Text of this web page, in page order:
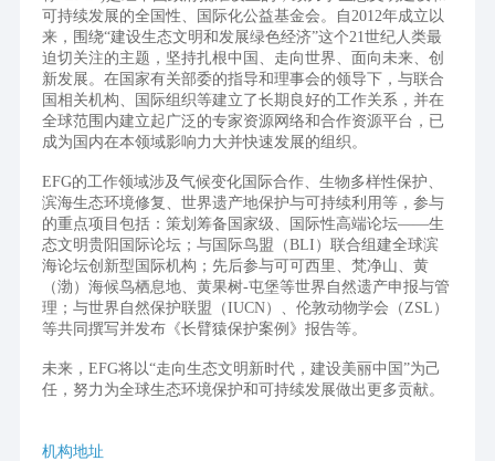
可持续发展的全国性、国际化公益基金会。自2012年成立以
来，围绕“建设生态文明和发展绿色经济”这个21世纪人类最
迫切关注的主题，坚持扎根中国、走向世界、面向未来、创
新发展。在国家有关部委的指导和理事会的领导下，与联合
国相关机构、国际组织等建立了长期良好的工作关系，并在
全球范围内建立起广泛的专家资源网络和合作资源平台，已
成为国内在本领域影响力大并快速发展的组织。
EFG的工作领域涉及气候变化国际合作、生物多样性保护、
滨海生态环境修复、世界遗产地保护与可持续利用等，参与
的重点项目包括：策划筹备国家级、国际性高端论坛——生
态文明贵阳国际论坛；与国际鸟盟（BLI）联合组建全球滨
海论坛创新型国际机构；先后参与可可西里、梵净山、黄
（渤）海候鸟栖息地、黄果树-屯堡等世界自然遗产申报与管
理；与世界自然保护联盟（IUCN）、伦敦动物学会（ZSL）
等共同撰写并发布《长臂猿保护案例》报告等。
未来，EFG将以“走向生态文明新时代，建设美丽中国”为己
任，努力为全球生态环境保护和可持续发展做出更多贡献。
机构地址